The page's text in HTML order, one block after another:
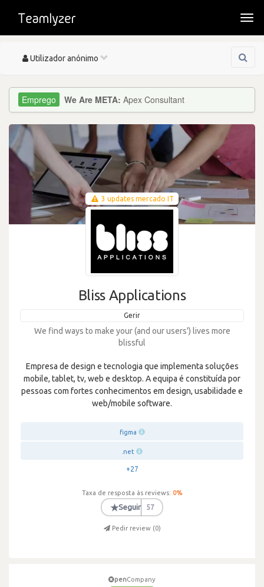
Toggle
Utilizador anónimo
We Are META: Apex Consultant
3 updates mercado IT
Bliss Applications
Gerir
We find ways to make your (and our users') lives more
blissful
Empresa de design e tecnologia que implementa soluções
mobile, tablet, tv, web e desktop. A equipa é constituída por
pessoas com fortes conhecimentos em design, usabilidade e
web/mobile software.
figma
.net
+27
Taxa de resposta às reviews: 0%
★Seguir 57
Pedir review (0)
penCompany